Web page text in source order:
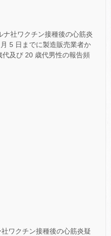
ナ社ワクチン接種後の心筋炎
5 日までに製造販売業者か
及び 20 歳代男性の報告頻
ワクチン接種後の心筋炎疑